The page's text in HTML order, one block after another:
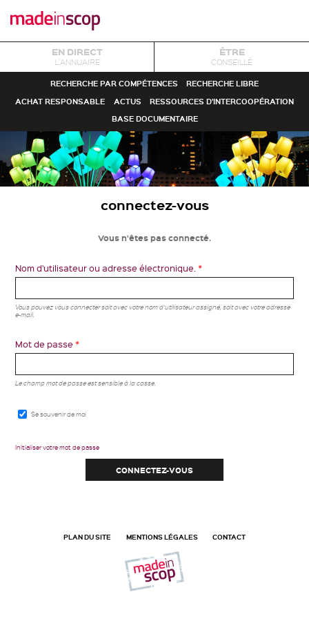
EN DIRECT
L'ANNUAIRE
ÊTRE
CONSEILLÉ
RECHERCHE PAR COMPÉTENCES
RECHERCHE LIBRE
ACHAT RESPONSABLE
ACTUS
RESSOURCES D'INTERCOOPÉRATION
BASE DOCUMENTAIRE
connectez-vous
Vous n'êtes pas connecté.
Nom d'utilisateur ou adresse électronique.*
Vous pouvez vous connecter soit avec votre nom d'utilisateur assigné, soit avec votre adresse
e-mail.
Mot de passe*
Le champ mot de passe est sensible à la casse.
Se souvenir de moi
Initialiser votre mot de passe
PLAN DU SITE MENTIONS LÉGALES CONTACT